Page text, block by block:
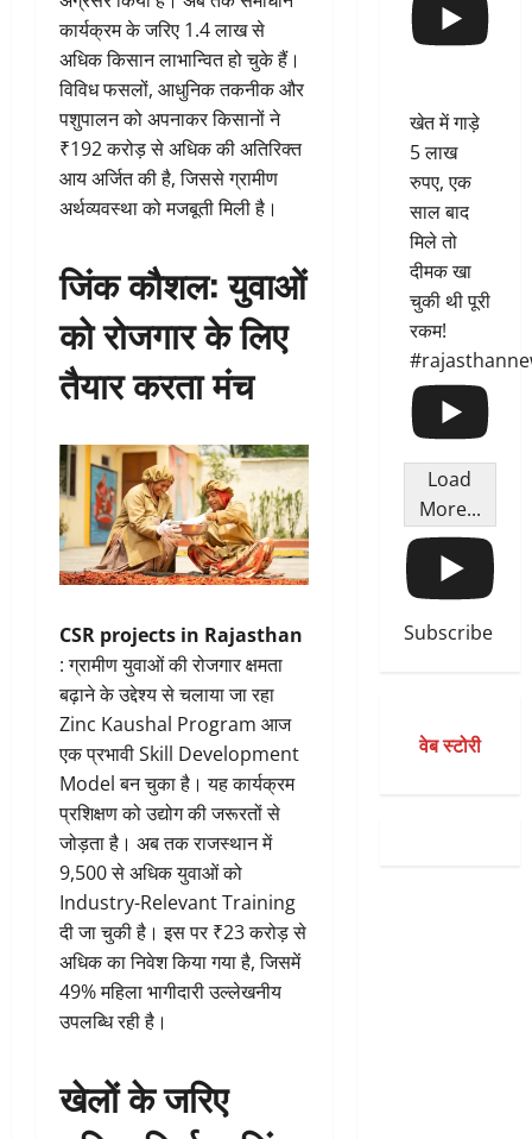
कार्यक्रम के जरिए 1.4 लाख से
अधिक किसान लाभान्वित हो चुके हैं।
विविध फसलों, आधुनिक तकनीक और
पशुपालन को अपनाकर किसानों ने
₹192 करोड़ से अधिक की अतिरिक्त
आय अर्जित की है, जिससे ग्रामीण
अर्थव्यवस्था को मजबूती मिली है।
जिंक कौशल: युवाओं
को रोजगार के लिए
तैयार करता मंच
CSR projects in Rajasthan
: ग्रामीण युवाओं की रोजगार क्षमता
बढ़ाने के उद्देश्य से चलाया जा रहा
Zinc Kaushal Program आज
एक प्रभावी Skill Development
Model बन चुका है। यह कार्यक्रम
प्रशिक्षण को उद्योग की जरूरतों से
जोड़ता है। अब तक राजस्थान में
9,500 से अधिक युवाओं को
Industry-Relevant Training
दी जा चुकी है। इस पर ₹23 करोड़ से
अधिक का निवेश किया गया है, जिसमें
49% महिला भागीदारी उल्लेखनीय
उपलब्धि रही है।
खेलों के जरिए
खेत में गाड़े
5 लाख
रुपए, एक
साल बाद
मिले तो
दीमक खा
चुकी थी पूरी
रकम!
Load
More...
Subscribe
वेब स्टोरी